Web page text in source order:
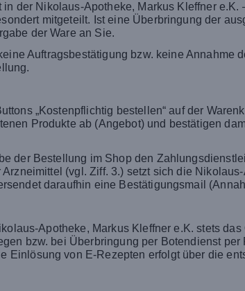
der Nikolaus-Apotheke, Markus Kleffner e.K.
mitgeteilt. Ist eine Überbringung der
der Ware an Sie.
Auftragsbestätigung bzw. keine Annahme
„Kostenpflichtig bestellen“ auf der
Produkte ab (Angebot) und bestätigen
der Bestellung im Shop den
(vgl. Ziff. 3.) setzt sich die
daraufhin eine Bestätigungsmail
Apotheke, Markus Kleffner e.K. stets
bzw. bei Überbringung per Botendienst per
von E-Rezepten erfolgt über die